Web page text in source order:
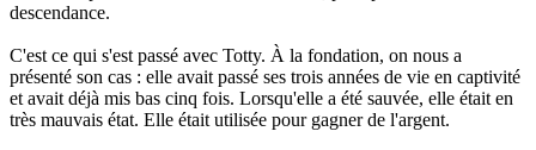
descendance.
C'est ce qui s'est passé avec Totty. À la fondation, on nous a
présenté son cas : elle avait passé ses trois années de vie en captivité
et avait déjà mis bas cinq fois. Lorsqu'elle a été sauvée, elle était en
très mauvais état. Elle était utilisée pour gagner de l'argent.